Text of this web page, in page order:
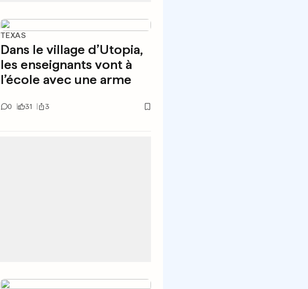
TEXAS
Dans le village d’Utopia,
les enseignants vont à
l’école avec une arme
0 31 3